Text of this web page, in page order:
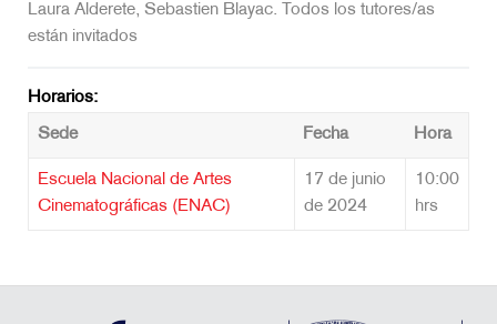
Laura Alderete, Sebastien Blayac. Todos los tutores/as
están invitados
Horarios:
Sede Fecha Hora
Escuela Nacional de Artes
Cinematográficas (ENAC)
17 de junio
de 2024
10:00
hrs